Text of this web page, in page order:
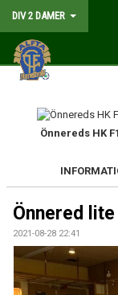
DIV 2 DAMER
HEM
NYHETER
MATCHER
KALENDER
TRUPPEN
DOKUMENT
Önnereds HK
Önnered
2021-08-28 22:41